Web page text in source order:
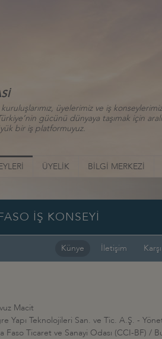
üyelerimiz ve iş
gücünü dünyaya taşımak için
bir iş platformuyuz.
ÜYELİK BİLGİ MERKEZİ
İŞ KONSEYİ
Künye İletişim
Macit
Yapı Teknolojileri San. ve Tic. A.Ş. -
Faso Ticaret ve Sanayi Odası (CCI-BF) /